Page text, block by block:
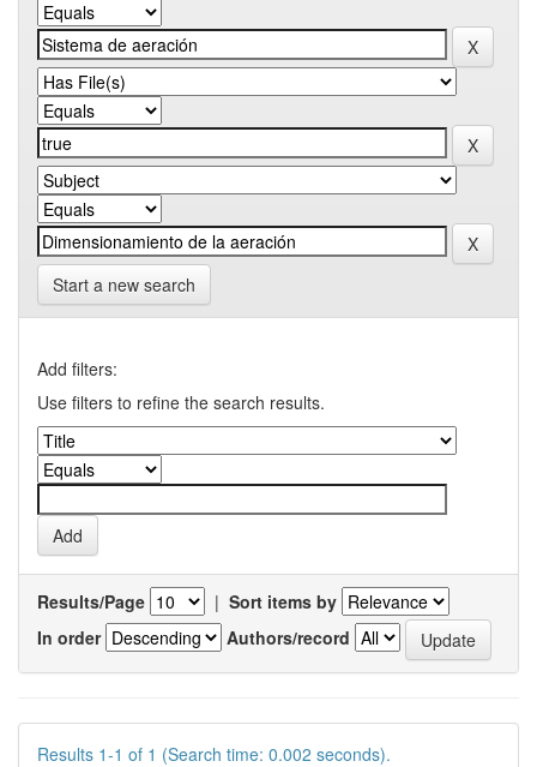
Start a new search
Add filters:
Use filters to refine the search results.
Results/Page | Sort items by
In order
Authors/record
Results 1-1 of 1 (Search time: 0.002 seconds).